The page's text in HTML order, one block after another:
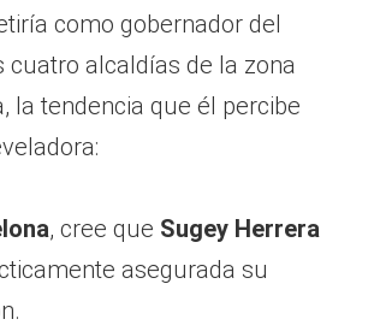
como gobernador del
cuatro alcaldías de la zona
la tendencia que él percibe
, cree que Sugey Herrera
asegurada su